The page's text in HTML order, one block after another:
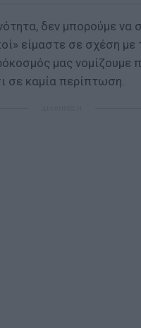
δεν μπορούμε να
είμαστε σε σχέση με
μας νομίζουμε
σε καμία περίπτωση.